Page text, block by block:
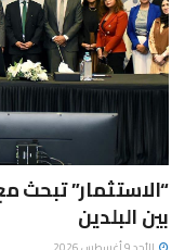
“الاستثمار” تبحث
بين البلدين